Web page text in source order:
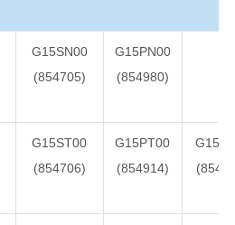
G15SN00
(854705)
G15PN00
(854980)
G15ST00
(854706)
G15PT00
(854914)